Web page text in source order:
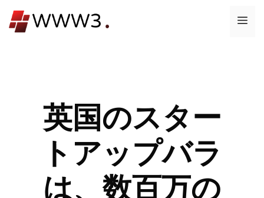
ン
メ
英国のスター
トアップバラ